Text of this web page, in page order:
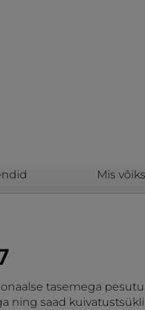
Mis
tasemega
ning saad